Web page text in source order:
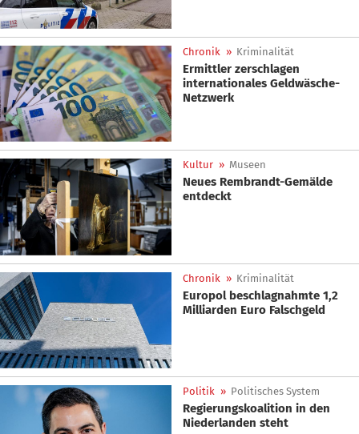
Chronik » Kriminalität
Ermittler zerschlagen
internationales Geldwäsche-
Netzwerk
Kultur » Museen
Neues Rembrandt-Gemälde
entdeckt
Chronik » Kriminalität
Europol beschlagnahmte 1,2
Milliarden Euro Falschgeld
Politik » Politisches System
Regierungskoalition in den
Niederlanden steht